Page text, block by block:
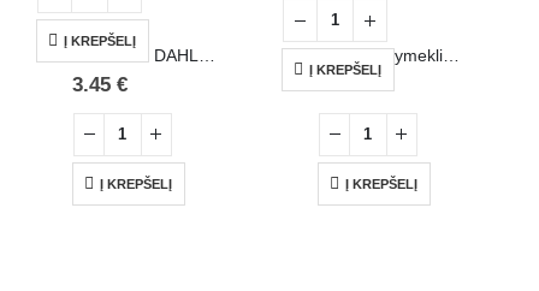
Į KREPŠELĮ
Drožtukas DAHLE su konteineriu
3.45 €
Į KREPŠELĮ
Į KREPŠELĮ
Indeksai žymekliai 3M POST- IT 25 x 43 mm, plastikiniai, mėlyna sp.
Į KREPŠELĮ